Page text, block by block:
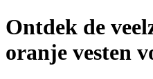
Ontdek de
oranje vesten